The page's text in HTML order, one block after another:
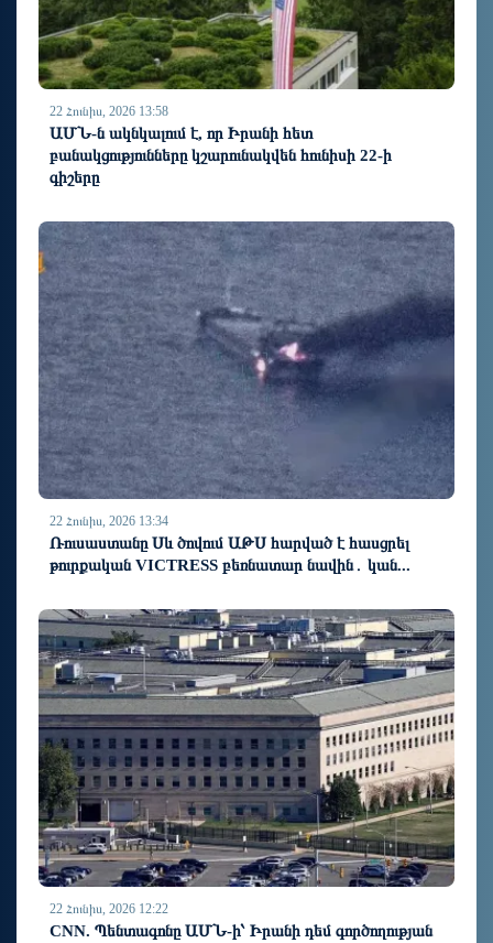
22 Հունիս, 2026 13:58
ԱՄՆ-ն ակնկալում է, որ Իրանի հետ
բանակցությունները կշարունակվեն հունիսի 22-ի
գիշերը
22 Հունիս, 2026 13:34
Ռուսաստանը Սև ծովում ԱԹՍ հարված է հասցրել
թուրքական VICTRESS բեռնատար նավին․ կան...
22 Հունիս, 2026 12:22
CNN. Պենտագոնը ԱՄՆ-ի՝ Իրանի դեմ գործողության